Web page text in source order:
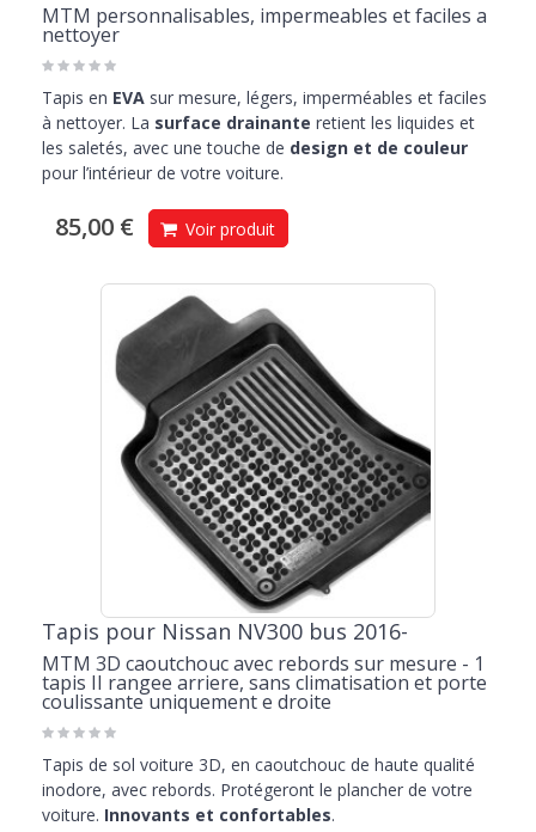
MTM personnalisables, impermeables et faciles a
nettoyer
Tapis en EVA sur mesure, légers, imperméables et faciles
à nettoyer. La surface drainante retient les liquides et
les saletés, avec une touche de design et de couleur
pour l’intérieur de votre voiture.
85,00 € Voir produit
Tapis pour Nissan NV300 bus 2016-
MTM 3D caoutchouc avec rebords sur mesure - 1
tapis II rangee arriere, sans climatisation et porte
coulissante uniquement e droite
Tapis de sol voiture 3D, en caoutchouc de haute qualité
inodore, avec rebords. Protégeront le plancher de votre
voiture. Innovants et confortables.